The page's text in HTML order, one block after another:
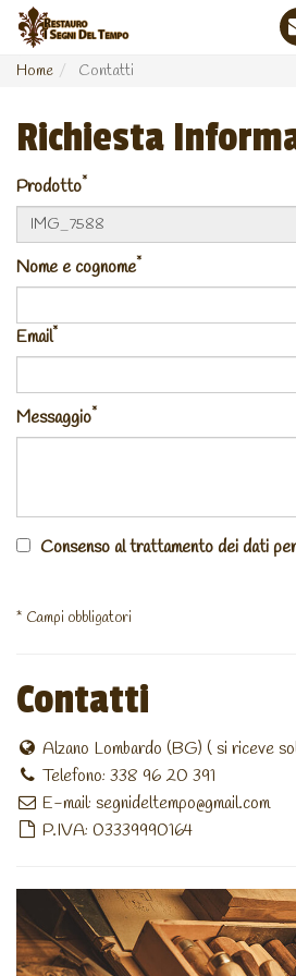
Home Contatti
Richiesta
Prodotto*
Nome e cognome*
Email*
Messaggio*
Consenso al trattamento dei dati
* Campi obbligatori
Contatti
Alzano Lombardo (BG) ( si riceve
Telefono: 338 96 20 391
E-mail: segnideltempo@gmail.com
P.IVA: 03339990164